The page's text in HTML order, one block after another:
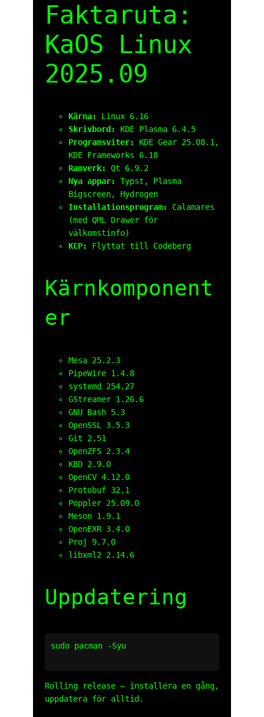
Faktaruta:
KaOS Linux
2025.09
Kärna:
Linux 6.16
Skrivbord:
KDE Plasma 6.4.5
Programsviter:
KDE Gear 25.08.1,
KDE Frameworks 6.18
Ramverk:
Qt 6.9.2
Nya appar:
Typst, Plasma
Bigscreen, Hydrogen
Installationsprogram:
Calamares
(med QML Drawer för
välkomstinfo)
KCP:
Flyttat till Codeberg
Kärnkomponent
er
Mesa 25.2.3
PipeWire 1.4.8
systemd 254.27
GStreamer 1.26.6
GNU Bash 5.3
OpenSSL 3.5.3
Git 2.51
OpenZFS 2.3.4
KBD 2.9.0
OpenCV 4.12.0
Protobuf 32.1
Poppler 25.09.0
Meson 1.9.1
OpenEXR 3.4.0
Proj 9.7.0
libxml2 2.14.6
Uppdatering
sudo pacman -Syu
Rolling release – installera en gång,
uppdatera för alltid.